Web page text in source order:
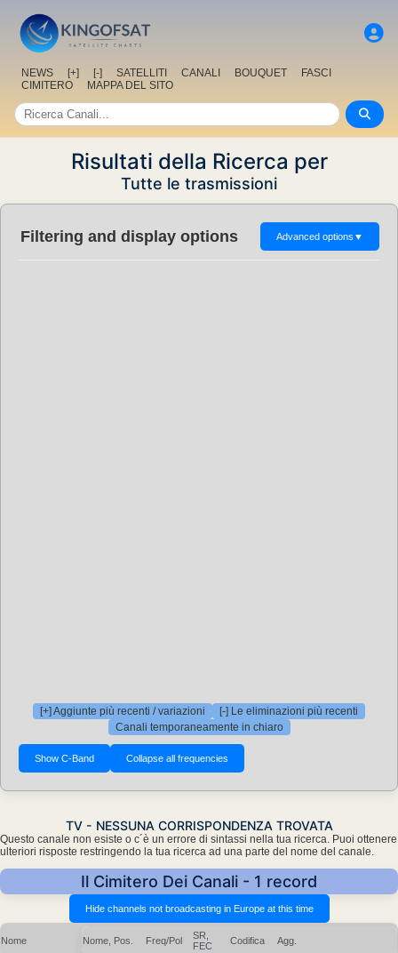
NEWS [+] [-] SATELLITI CANALI BOUQUET
FASCI
CIMITERO
MAPPA DEL SITO
Risultati della Ricerca per
Tutte le trasmissioni
Filtering and display options Advanced options ▼
[+] Aggiunte più recenti / variazioni
[-] Le eliminazioni più recenti
Canali temporaneamente in chiaro
TV - NESSUNA CORRISPONDENZA TROVATA
Questo canale non esiste o c´è un errore di sintassi nella tua ricerca. Puoi ottenere
ulteriori risposte restringendo la tua ricerca ad una parte del nome del canale.
Il Cimitero Dei Canali - 1 record
Nome Nome, Pos. Freq/Pol
SR,
FEC
Codifica Agg.